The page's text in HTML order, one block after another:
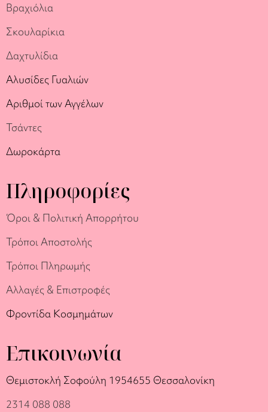
Βραχιόλια
Σκουλαρίκια
Δαχτυλίδια
Αλυσίδες Γυαλιών
Αριθμοί των Αγγέλων
Τσάντες
Δωροκάρτα
Πληροφορίες
Όροι & Πολιτική Απορρήτου
Τρόποι Αποστολής
Τρόποι Πληρωμής
Αλλαγές & Επιστροφές
Φροντίδα Κοσμημάτων
Επικοινωνία
Θεμιστοκλή Σοφούλη 1954655 Θεσσαλονίκη
2314 088 088